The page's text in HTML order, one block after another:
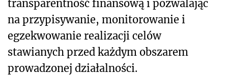
transparentność finansową i pozwalając
na przypisywanie, monitorowanie i
egzekwowanie realizacji celów
stawianych przed każdym obszarem
prowadzonej działalności.